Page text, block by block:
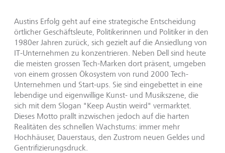
Austins Erfolg geht auf eine strategische Entscheidung
örtlicher Geschäftsleute, Politikerinnen und Politiker in den
1980er Jahren zurück, sich gezielt auf die Ansiedlung von
IT-Unternehmen zu konzentrieren. Neben Dell sind heute
die meisten grossen Tech-Marken dort präsent, umgeben
von einem grossen Ökosystem von rund 2000 Tech-
Unternehmen und Start-ups. Sie sind eingebettet in eine
lebendige und eigenwillige Kunst- und Musikszene, die
sich mit dem Slogan "Keep Austin weird" vermarktet.
Dieses Motto prallt inzwischen jedoch auf die harten
Realitäten des schnellen Wachstums: immer mehr
Hochhäuser, Dauerstaus, den Zustrom neuen Geldes und
Gentrifizierungsdruck.